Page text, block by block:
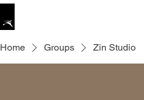
Home Groups Zin Studio